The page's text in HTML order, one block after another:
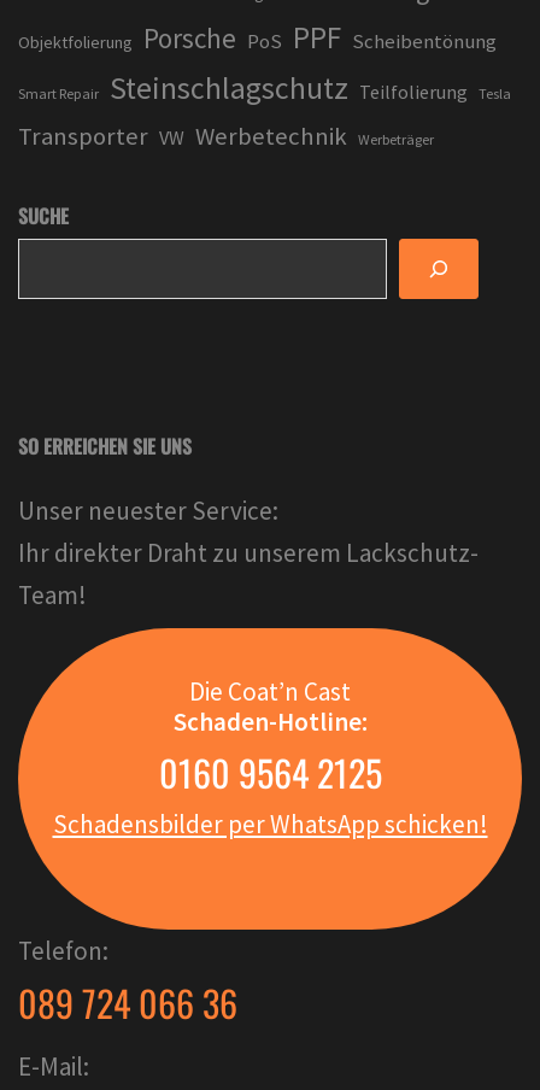
Objektfolierung Porsche PoS PPF Scheibentönung
Smart Repair Steinschlagschutz Teilfolierung Tesla
Transporter VW Werbetechnik Werbeträger
SUCHE
SO ERREICHEN SIE UNS
Unser neuester Service:
Ihr direkter Draht zu unserem Lackschutz-
Team!
Die Coat’n Cast
Schaden-Hotline:
0160 9564 2125
Schadensbilder per WhatsApp schicken!
Telefon:
089 724 066 36
E-Mail: